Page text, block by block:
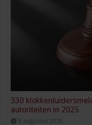
330
autoriteiten in 2025
9 augustus 2026